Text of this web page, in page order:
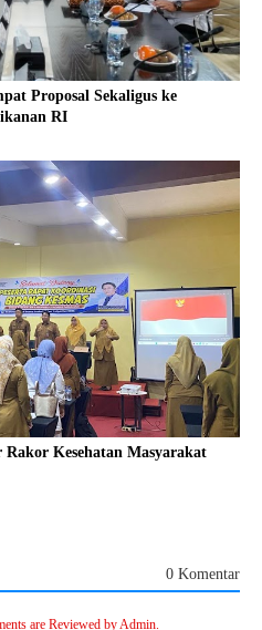
Proposal Sekaligus ke
RI
Kesehatan Masyarakat
0 Komentar
are Reviewed by Admin.